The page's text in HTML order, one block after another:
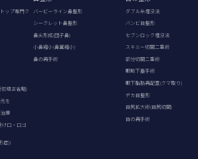
ップ専門ク
矯正省略)
を
療
け口・口ゴ
症))
バービーライン鼻整形
シークレット鼻整形
鼻尖形成(団子鼻)
小鼻縮小(鼻翼縮小)
鼻の再手術
ダブル糸埋没法
バンビ目整形
セブンロック埋没法
スキニー切開二重術
部分切開二重術
眼瞼下垂手術
眼下脂肪再配置(クマ取り)
デカ目整形
目尻拡大術(目尻切開)
目の再手術